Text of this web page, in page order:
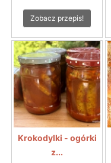
Zobacz przepis!
Krokodylki - ogórki
z...